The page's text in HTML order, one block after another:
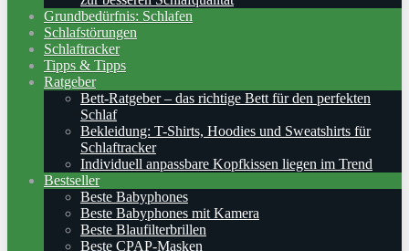
Grundbedürfnis: Schlafen
Schlafstörungen
Schlaftracker
Tipps & Tipps
Ratgeber
Bett-Ratgeber – das richtige Bett für den perfekten
Schlaf
Bekleidung: T-Shirts, Hoodies und Sweatshirts für
Schlaftracker
Individuell anpassbare Kopfkissen liegen im Trend
Bestseller
Beste Babyphones
Beste Babyphones mit Kamera
Beste Blaufilterbrillen
Beste CPAP-Masken